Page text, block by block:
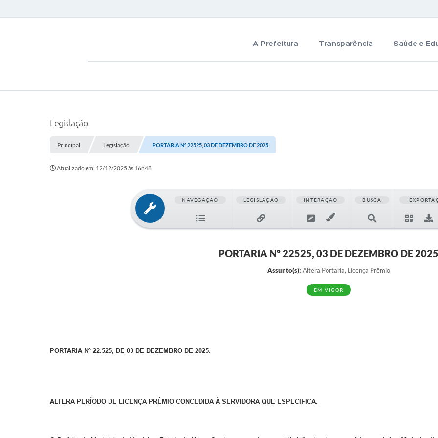
A Prefeitura Transparência Saúde e
Legislação
Principal Legislação PORTARIA Nº 22525, 03 DE DEZEMBRO DE 2025
Atualizado em: 12/12/2025 às 16h48
NAVEGAÇÃO LEGISLAÇÃO INTERAÇÃO BUSCA
PORTARIA Nº 22525, 03 DE DEZEMBRO DE 2025
Assunto(s): Altera Portaria, Licença Prêmio
EM VIGOR
PORTARIA Nº 22.525, DE 03 DE DEZEMBRO DE 2025.
ALTERA PERÍODO DE LICENÇA PRÊMIO CONCEDIDA À SERVIDORA QUE ESPECIFICA.